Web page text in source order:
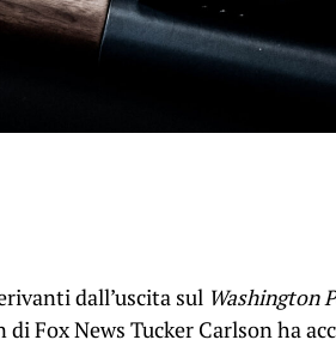
dall’uscita sul Washington
Fox News Tucker Carlson ha